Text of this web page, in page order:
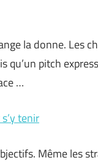
la donne. Les
qu’un pitch
…
tenir
Même les